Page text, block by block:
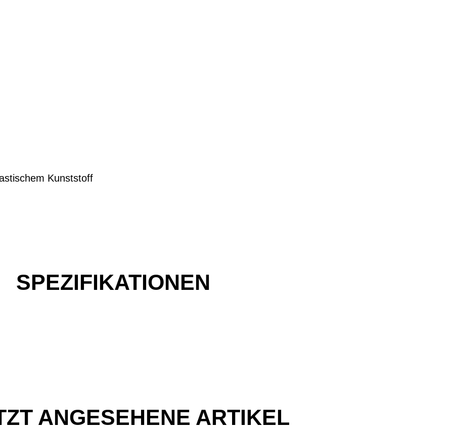
Kunststoff
SPEZIFIKATIONEN
ANGESEHENE ARTIKEL